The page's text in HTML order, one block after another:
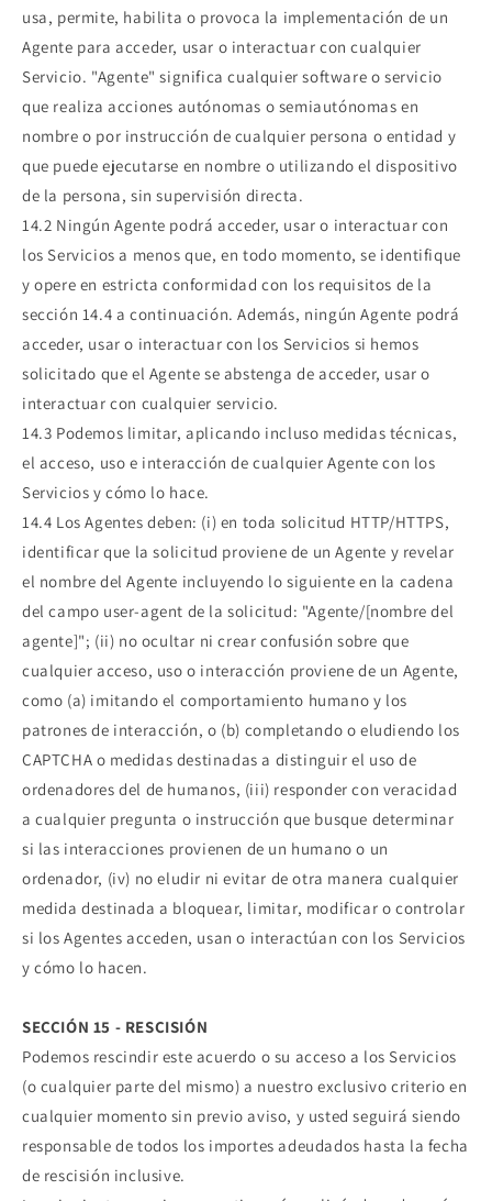
usa, permite, habilita o provoca la implementación de un
Agente para acceder, usar o interactuar con cualquier
Servicio. "Agente" significa cualquier software o servicio
que realiza acciones autónomas o semiautónomas en
nombre o por instrucción de cualquier persona o entidad y
que puede ejecutarse en nombre o utilizando el dispositivo
de la persona, sin supervisión directa.
14.2 Ningún Agente podrá acceder, usar o interactuar con
los Servicios a menos que, en todo momento, se identifique
y opere en estricta conformidad con los requisitos de la
sección 14.4 a continuación. Además, ningún Agente podrá
acceder, usar o interactuar con los Servicios si hemos
solicitado que el Agente se abstenga de acceder, usar o
interactuar con cualquier servicio.
14.3 Podemos limitar, aplicando incluso medidas técnicas,
el acceso, uso e interacción de cualquier Agente con los
Servicios y cómo lo hace.
14.4 Los Agentes deben: (i) en toda solicitud HTTP/HTTPS,
identificar que la solicitud proviene de un Agente y revelar
el nombre del Agente incluyendo lo siguiente en la cadena
del campo user-agent de la solicitud: "Agente/[nombre del
agente]"; (ii) no ocultar ni crear confusión sobre que
cualquier acceso, uso o interacción proviene de un Agente,
como (a) imitando el comportamiento humano y los
patrones de interacción, o (b) completando o eludiendo los
CAPTCHA o medidas destinadas a distinguir el uso de
ordenadores del de humanos, (iii) responder con veracidad
a cualquier pregunta o instrucción que busque determinar
si las interacciones provienen de un humano o un
ordenador, (iv) no eludir ni evitar de otra manera cualquier
medida destinada a bloquear, limitar, modificar o controlar
si los Agentes acceden, usan o interactúan con los Servicios
y cómo lo hacen.
SECCIÓN 15 - RESCISIÓN
Podemos rescindir este acuerdo o su acceso a los Servicios
(o cualquier parte del mismo) a nuestro exclusivo criterio en
cualquier momento sin previo aviso, y usted seguirá siendo
responsable de todos los importes adeudados hasta la fecha
de rescisión inclusive.